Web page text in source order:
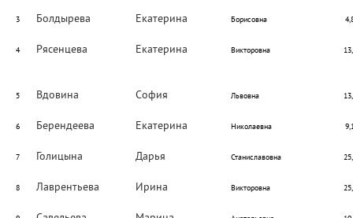
3 Болдырева Екатерина Борисовна
4 Рясенцева Екатерина Викторовна
5 Вдовина София Львовна
6 Берендеева Екатерина Николаевна
7 Голицына Дарья Станиславовна
8 Лаврентьева Ирина Викторовна